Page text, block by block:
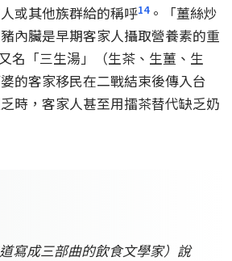
或其他族群給的稱呼14。「薑絲炒
內臟是早期客家人攝取營養素的重
名「三生湯」（生茶、生薑、生
的客家移民在二戰結束後傳入台
時，客家人甚至用擂茶替代缺乏奶
寫成三部曲的飲食文學家）說